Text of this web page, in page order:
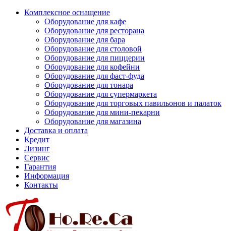
Комплексное оснащение
Оборудование для кафе
Оборудование для ресторана
Оборудование для бара
Оборудование для столовой
Оборудование для пиццерии
Оборудование для кофейни
Оборудование для фаст-фуда
Оборудование для тонара
Оборудование для супермаркета
Оборудование для торговых павильонов и палаток
Оборудование для мини-пекарни
Оборудование для магазина
Доставка и оплата
Кредит
Лизинг
Сервис
Гарантия
Информация
Контакты